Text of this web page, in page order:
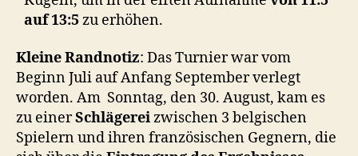
auf 13:5 zu erhöhen.
Kleine Randnotiz: Das Turnier war vom
Beginn Juli auf Anfang September verlegt
worden. Am Sonntag, den 30. August, kam es
zu einerSchlägereizwischen 3 belgischen
Spielern und ihren französischen Gegnern, die